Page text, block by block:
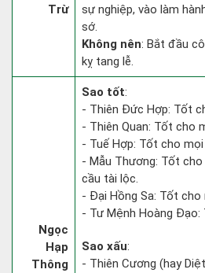
Trừ
sự nghiệp, vào làm
sớ.
Không nên: Bắt đầu
kỵ tang lễ.
Ngọc
Hạp
Thông
Sao tốt:
- Thiên Đức Hợp: Tốt
- Thiên Quan: Tốt cho
- Tuế Hợp: Tốt cho mọi
- Mẫu Thương: Tốt
cầu tài lộc.
- Đại Hồng Sa: Tốt cho
- Tư Mệnh Hoàng
Sao xấu:
- Thiên Cương (hay